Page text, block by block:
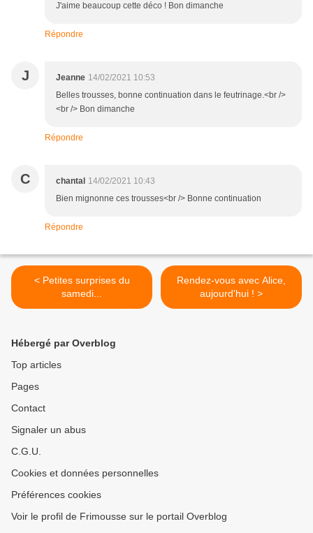
J'aime beaucoup cette déco ! Bon dimanche
Répondre
J Jeanne 14/02/2021 10:53
Belles trousses, bonne continuation dans le feutrinage.<br />
<br /> Bon dimanche
Répondre
C chantal 14/02/2021 10:43
Bien mignonne ces trousses<br /> Bonne continuation
Répondre
< Petites surprises du
samedi...
Rendez-vous avec Alice,
aujourd'hui ! >
Hébergé par Overblog
Top articles
Pages
Contact
Signaler un abus
C.G.U.
Cookies et données personnelles
Préférences cookies
Voir le profil de Frimousse sur le portail Overblog